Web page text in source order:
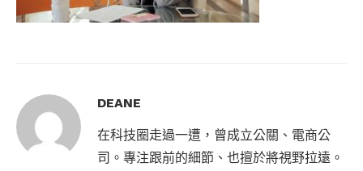
DEANE
在科技圈走過一遭，曾成立公關、電商公
司。專注跟前的細節、也擅於將視野拉遠。